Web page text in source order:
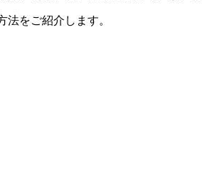
をご紹介します。